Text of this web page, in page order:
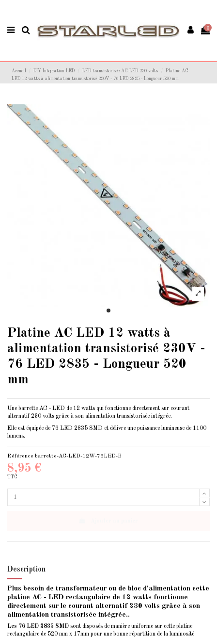
0
Accueil DIY Integration LED LED transistorisée AC LED 230 volts
Platine AC
LED 12 watts à alimentation transistorisé 230V - 76 LED 2835 - Longueur 520 mm
Platine AC LED 12 watts à
alimentation transistorisé 230V -
76 LED 2835 - Longueur 520
mm
Une barrette AC - LED de 12 watts qui fonctionne directement sur courant
alternatif 230 volts grâce à son alimentation transistorisée intégrée.
Elle est équipée de 76 LED 2835 SMD et délivre une puissance lumineuse de 1100
lumens.
Référence barrette-AC-LED-12W-76LED-B
8,95 €
TTC
Description
Plus besoin de transformateur ou de bloc d'alimentation cette
platine AC - LED rectangulaire de 12 watts fonctionne
directement sur le courant alternatif 230 volts grâce à son
alimentation transistorisée intégrée..
Les 76 LED 2835 SMD sont disposés de manière uniforme sur cette platine
rectangulaire de 520 mm x 17mm pour une bonne répartition de la luminosité